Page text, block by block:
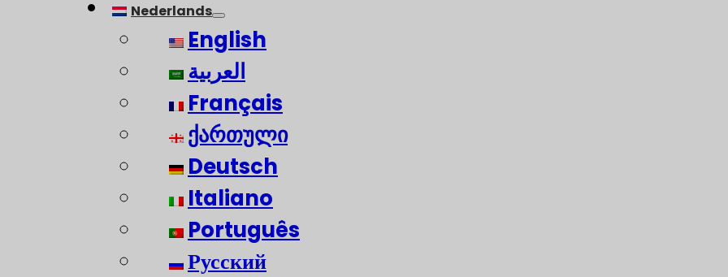
Nederlands
English
العربية
Français
ქართული
Deutsch
Italiano
Português
Русский